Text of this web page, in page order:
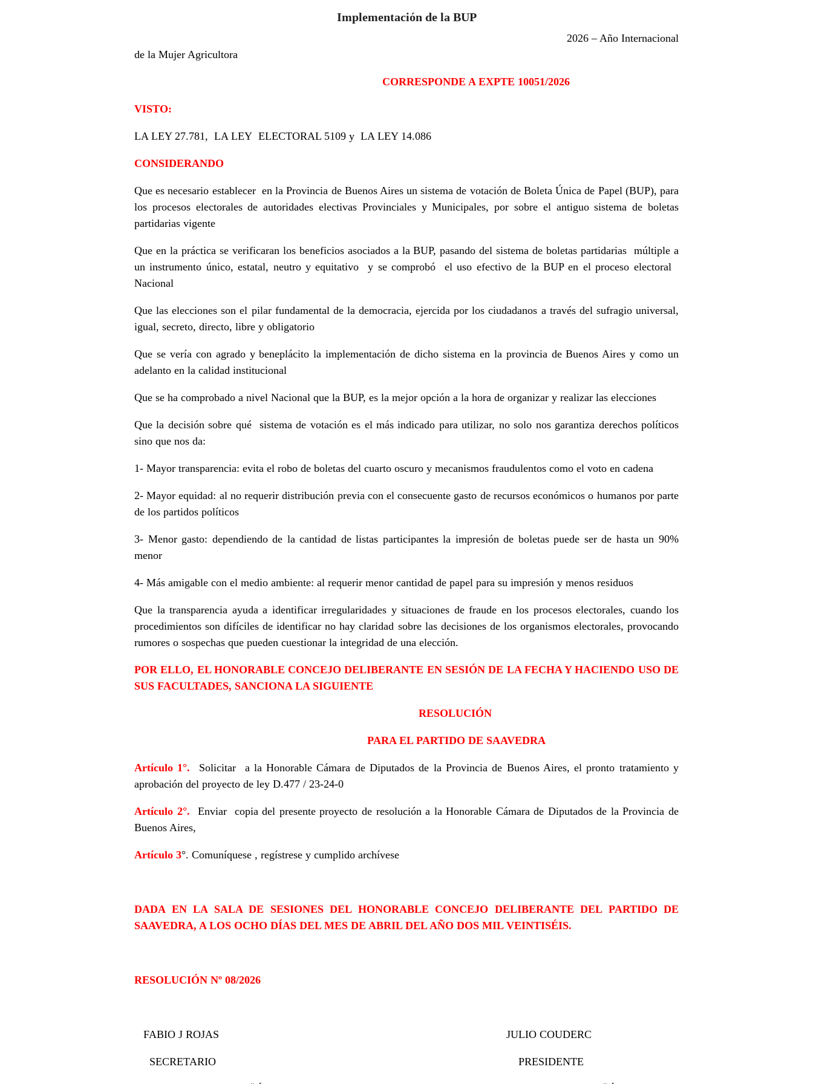
Implementación de la BUP
2026 – Año Internacional
de la Mujer Agricultora
CORRESPONDE A EXPTE 10051/2026
VISTO:
LA LEY 27.781, LA LEY ELECTORAL 5109 y LA LEY 14.086
CONSIDERANDO
Que es necesario establecer en la Provincia de Buenos Aires un sistema de votación de Boleta Única de Papel (BUP), para
los procesos electorales de autoridades electivas Provinciales y Municipales, por sobre el antiguo sistema de boletas
partidarias vigente
Que en la práctica se verificaran los beneficios asociados a la BUP, pasando del sistema de boletas partidarias múltiple a
un instrumento único, estatal, neutro y equitativo y se comprobó el uso efectivo de la BUP en el proceso electoral
Nacional
Que las elecciones son el pilar fundamental de la democracia, ejercida por los ciudadanos a través del sufragio universal,
igual, secreto, directo, libre y obligatorio
Que se vería con agrado y beneplácito la implementación de dicho sistema en la provincia de Buenos Aires y como un
adelanto en la calidad institucional
Que se ha comprobado a nivel Nacional que la BUP, es la mejor opción a la hora de organizar y realizar las elecciones
Que la decisión sobre qué sistema de votación es el más indicado para utilizar, no solo nos garantiza derechos políticos
sino que nos da:
1- Mayor transparencia: evita el robo de boletas del cuarto oscuro y mecanismos fraudulentos como el voto en cadena
2- Mayor equidad: al no requerir distribución previa con el consecuente gasto de recursos económicos o humanos por parte
de los partidos políticos
3- Menor gasto: dependiendo de la cantidad de listas participantes la impresión de boletas puede ser de hasta un 90%
menor
4- Más amigable con el medio ambiente: al requerir menor cantidad de papel para su impresión y menos residuos
Que la transparencia ayuda a identificar irregularidades y situaciones de fraude en los procesos electorales, cuando los
procedimientos son difíciles de identificar no hay claridad sobre las decisiones de los organismos electorales, provocando
rumores o sospechas que pueden cuestionar la integridad de una elección.
POR ELLO, EL HONORABLE CONCEJO DELIBERANTE EN SESIÓN DE LA FECHA Y HACIENDO USO DE
SUS FACULTADES, SANCIONA LA SIGUIENTE
RESOLUCIÓN
PARA EL PARTIDO DE SAAVEDRA
Artículo 1°.
Solicitar a la Honorable Cámara de Diputados de la Provincia de Buenos Aires, el pronto tratamiento y
aprobación del proyecto de ley D.477 / 23-24-0
Artículo 2°. Enviar copia del presente proyecto de resolución a la Honorable Cámara de Diputados de la Provincia de
Buenos Aires,
Artículo 3°. Comuníquese , regístrese y cumplido archívese
DADA EN LA SALA DE SESIONES DEL HONORABLE CONCEJO DELIBERANTE DEL PARTIDO DE
SAAVEDRA, A LOS OCHO DÍAS DEL MES DE ABRIL DEL AÑO DOS MIL VEINTISÉIS.
RESOLUCIÓN Nº 08/2026
FABIO J ROJAS JULIO COUDERC
SECRETARIO PRESIDENTE